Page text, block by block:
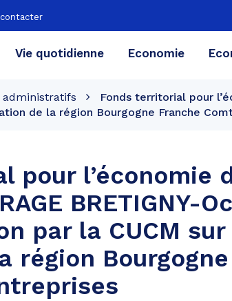
Vie quotidienne Economie
administratifs
Fonds territorial pour
de la région Bourgogne Franche
pour l’économie
BRETIGNY-
par la CUCM sur
région